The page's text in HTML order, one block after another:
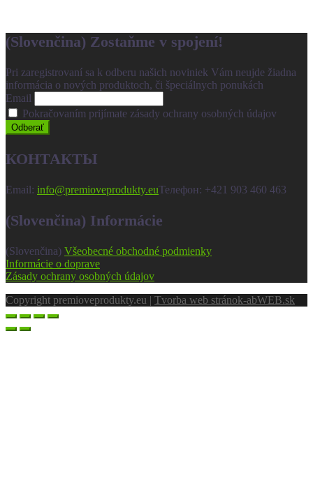
(Slovenčina) Zostaňme v spojení!
Pri zaregistrovaní sa k odberu našich noviniek Vám neujde žiadna
informácia o nových produktoch, či špeciálnych ponukách
Email
Pokračovaním prijímate zásady ochrany osobných údajov
КОНТАКТЫ
Email: info@premioveprodukty.euТелефон: +421 903 460 463
(Slovenčina) Informácie
(Slovenčina) Všeobecné obchodné podmienky
Informácie o doprave
Zásady ochrany osobných údajov
Copyright premioveprodukty.eu | Tvorba web stránok-abWEB.sk